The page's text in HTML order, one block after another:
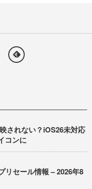
されない？iOS26未対応
コンに
リセール情報 – 2026年8